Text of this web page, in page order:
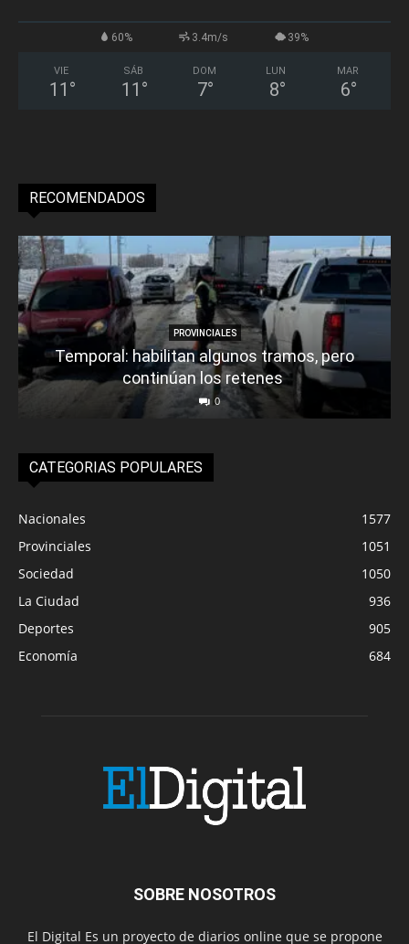
60% 3.4m/s 39%
VIE
11 °
SÁB
11 °
DOM
7°
LUN
8°
MAR
6°
RECOMENDADOS
PROVINCIALES
Temporal: habilitan algunos tramos, pero
continúan los retenes
0
CATEGORIAS POPULARES
Nacionales
1577
Provinciales
1051
Sociedad
1050
La Ciudad
936
Deportes
905
Economía
684
SOBRE NOSOTROS
El Digital Es un proyecto de diarios online que se propone